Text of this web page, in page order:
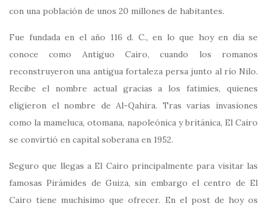
con una población de unos 20 millones de habitantes.
Fue fundada en el año 116 d. C., en lo que hoy en día se
conoce como Antiguo Cairo, cuando los romanos
reconstruyeron una antigua fortaleza persa junto al río Nilo.
Recibe el nombre actual gracias a los fatimíes, quienes
eligieron el nombre de Al-Qahira. Tras varias invasiones
como la mameluca, otomana, napoleónica y británica, El Cairo
se convirtió en capital soberana en 1952.
Seguro que llegas a El Cairo principalmente para visitar las
famosas Pirámides de Guiza, sin embargo el centro de El
Cairo tiene muchísimo que ofrecer. En el post de hoy os